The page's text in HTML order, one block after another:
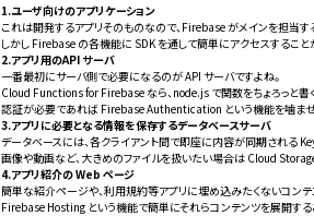
1.ユーザ向けのアプリケーション
これは開発するアプリそのものなので、Firebase がメインを担当す
しかし Firebase の各機能に SDK を通して簡単にアクセスするこ
2.アプリ用のAPI サーバ
一番最初にサーバ側で必要になるのが API サーバですよね。
Cloud Functions for Firebase なら、node.js で関数をちょろっと書
認証が必要であれば Firebase Authentication という機能を噛ませ
3.アプリに必要となる情報を保存するデータベースサーバ
データベースには、各クライアント間で即座に内容が同期される
画像や動画など、大きめのファイルを扱いたい場合は Cloud
4.アプリ紹介の Web ページ
簡単な紹介ページや、利用規約等アプリに埋め込みたくないコン
Firebase Hosting という機能で簡単にそれらコンテンツを展開する